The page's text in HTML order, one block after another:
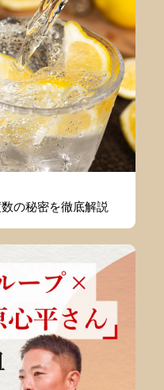
の秘密を徹底解説